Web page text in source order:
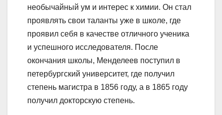
необычайный ум и интерес к химии. Он стал
проявлять свои таланты уже в школе, где
проявил себя в качестве отличного ученика
и успешного исследователя. После
окончания школы, Менделеев поступил в
петербургский университет, где получил
степень магистра в 1856 году, а в 1865 году
получил докторскую степень.